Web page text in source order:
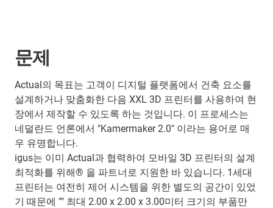
문제
Actual의 목표는 고객이 디지털 플랫폼에서 건축 요소를
설계하거나 맞춤화한 다음 XXL 3D 프린터를 사용하여 현
장에서 제작할 수 있도록 하는 것입니다. 이 프로세스는
네덜란드 언론에서 "Kamermaker 2.0" 이라는 용어로 매
우 유명합니다.
igus는 이미 Actual과 협력하여 모바일 3D 프린터의 설계
최적화를 위해® 을 파트너로 지원한 바 있습니다. 1세대
프린터는 여전히 제어 시스템을 위한 별도의 공간이 있었
기 때문에 "" 최대 2.00 x 2.00 x 3.00미터 크기의 부품만